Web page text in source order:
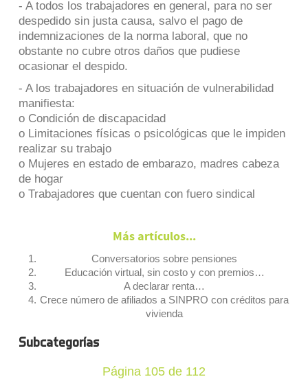
- A todos los trabajadores en general, para no ser
despedido sin justa causa, salvo el pago de
indemnizaciones de la norma laboral, que no
obstante no cubre otros daños que pudiese
ocasionar el despido.
- A los trabajadores en situación de vulnerabilidad
manifiesta:
o Condición de discapacidad
o Limitaciones físicas o psicológicas que le impiden
realizar su trabajo
o Mujeres en estado de embarazo, madres cabeza
de hogar
o Trabajadores que cuentan con fuero sindical
Más artículos...
Conversatorios sobre pensiones
Educación virtual, sin costo y con premios…
A declarar renta…
Crece número de afiliados a SINPRO con créditos para
vivienda
Subcategorías
Página 105 de 112